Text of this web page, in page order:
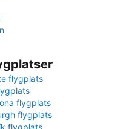
flygplats
flygplats
flygplats
flygplats